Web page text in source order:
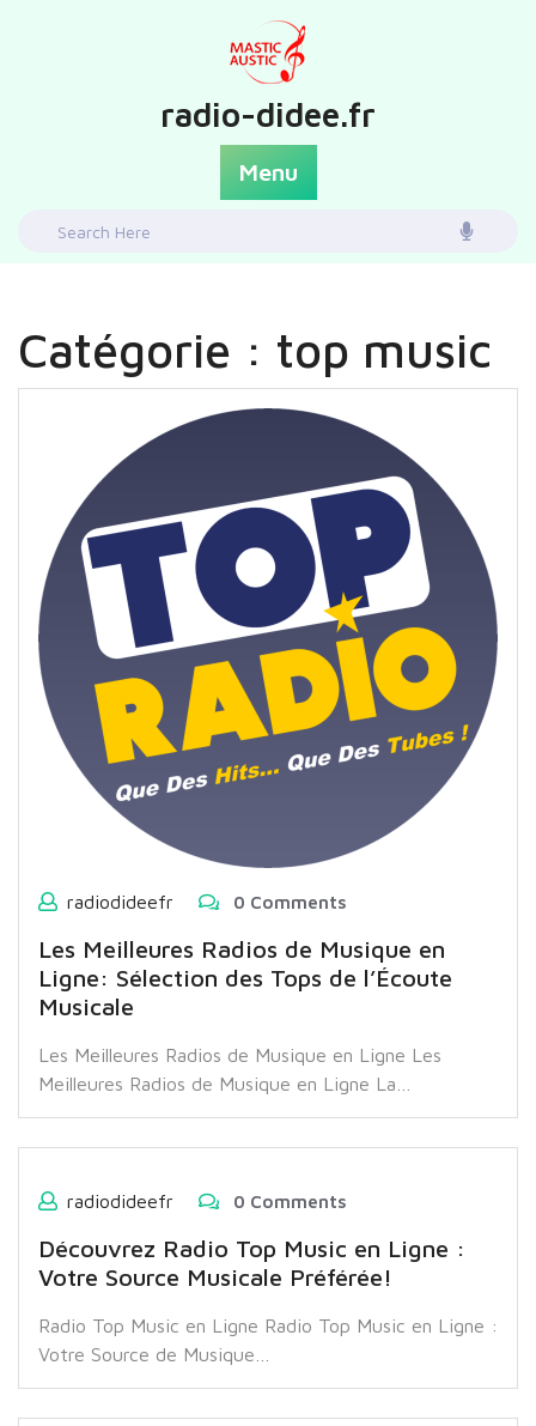
radio-didee.fr
Menu
Search
Catégorie : top music
radiodideefr 0 Comments
Les Meilleures Radios de Musique en
Ligne: Sélection des Tops de l’Écoute
Musicale
Les Meilleures Radios de Musique en Ligne Les
Meilleures Radios de Musique en Ligne La…
radiodideefr 0 Comments
Découvrez Radio Top Music en Ligne :
Votre Source Musicale Préférée!
Radio Top Music en Ligne Radio Top Music en Ligne :
Votre Source de Musique…